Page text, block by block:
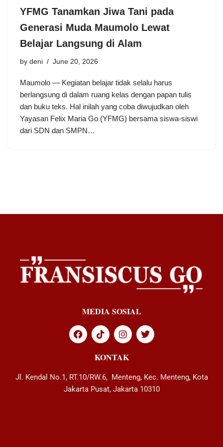
YFMG Tanamkan Jiwa Tani pada
Generasi Muda Maumolo Lewat
Belajar Langsung di Alam
by deni June 20, 2026
Maumolo — Kegiatan belajar tidak selalu harus
berlangsung di dalam ruang kelas dengan papan tulis
dan buku teks. Hal inilah yang coba diwujudkan oleh
Yayasan Felix Maria Go (YFMG) bersama siswa-siswi
dari SDN dan SMPN…
MEDIA SOSIAL
KONTAK
Jl. Kendal No.1, RT.10/RW.6, Menteng, Kec. Menteng, Kota
Jakarta Pusat, Jakarta 10310